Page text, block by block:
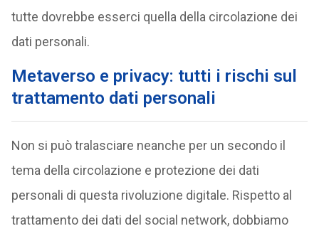
tutte dovrebbe esserci quella della circolazione dei
dati personali.
Metaverso e privacy: tutti i rischi sul
trattamento dati personali
Non si può tralasciare neanche per un secondo il
tema della circolazione e protezione dei dati
personali di questa rivoluzione digitale. Rispetto al
trattamento dei dati del social network, dobbiamo